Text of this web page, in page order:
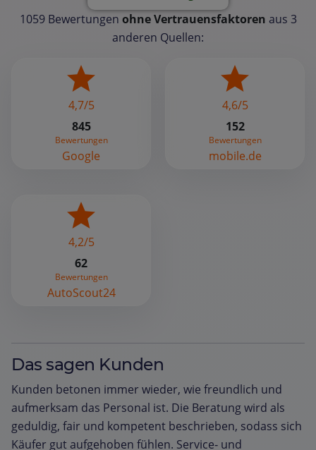
1059 Bewertungen ohne Vertrauensfaktoren aus 3
anderen Quellen:
4,7/5
845
Bewertungen
Google
4,6/5
152
Bewertungen
mobile.de
4,2/5
62
Bewertungen
AutoScout24
Das sagen Kunden
Kunden betonen immer wieder, wie freundlich und
aufmerksam das Personal ist. Die Beratung wird als
geduldig, fair und kompetent beschrieben, sodass sich
Käufer gut aufgehoben fühlen. Service‑ und